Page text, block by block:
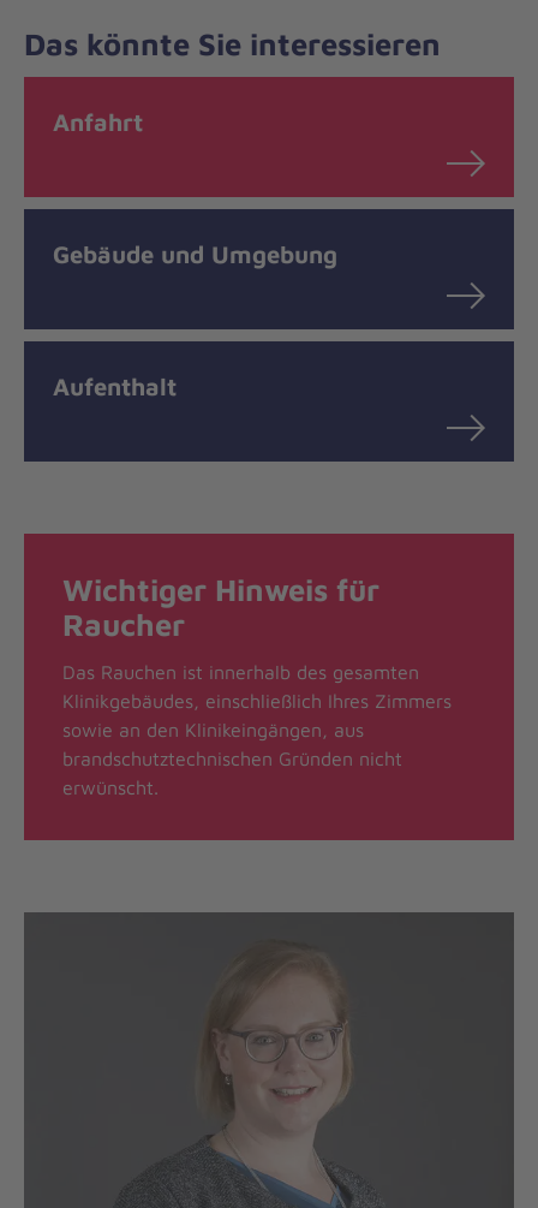
Das könnte Sie interessieren
Anfahrt
Gebäude und Umgebung
Aufenthalt
Wichtiger Hinweis für
Raucher
Das Rauchen ist innerhalb des gesamten
Klinikgebäudes, einschließlich Ihres Zimmers
sowie an den Klinikeingängen, aus
brandschutztechnischen Gründen nicht
erwünscht.